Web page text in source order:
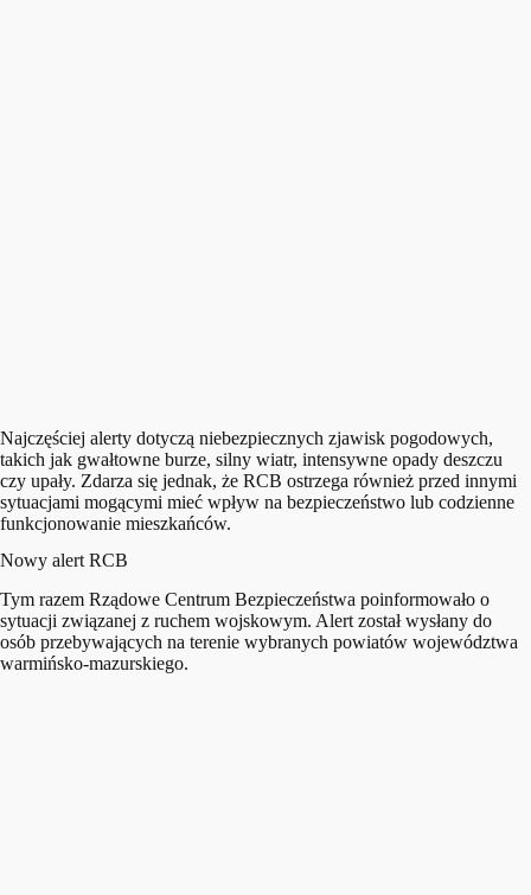
Najczęściej alerty dotyczą niebezpiecznych zjawisk pogodowych,
takich jak gwałtowne burze, silny wiatr, intensywne opady deszczu
czy upały. Zdarza się jednak, że RCB ostrzega również przed innymi
sytuacjami mogącymi mieć wpływ na bezpieczeństwo lub codzienne
funkcjonowanie mieszkańców.
Nowy alert RCB
Tym razem Rządowe Centrum Bezpieczeństwa poinformowało o
sytuacji związanej z ruchem wojskowym. Alert został wysłany do
osób przebywających na terenie wybranych powiatów województwa
warmińsko-mazurskiego.